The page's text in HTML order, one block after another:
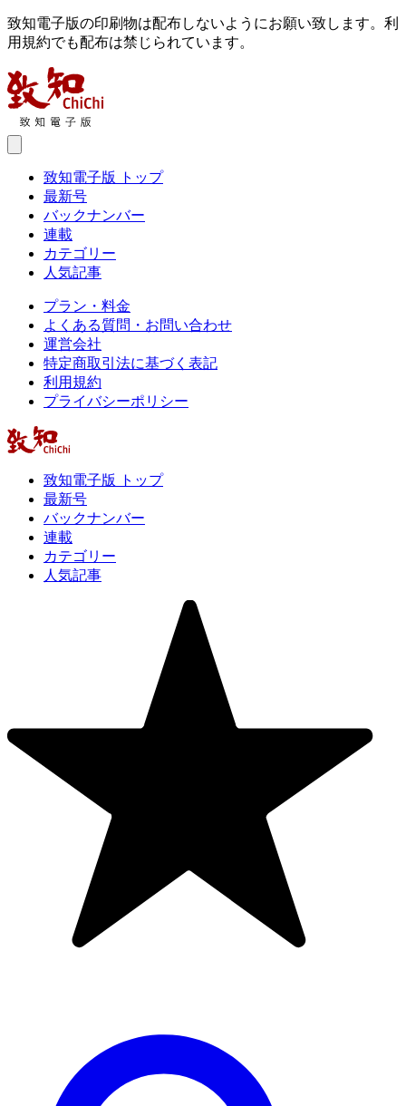
致知電子版の印刷物は配布しないようにお願い致します。利
用規約でも配布は禁じられています。
致知電子版 トップ
最新号
バックナンバー
連載
カテゴリー
人気記事
プラン・料金
よくある質問・お問い合わせ
運営会社
特定商取引法に基づく表記
利用規約
プライバシーポリシー
致知電子版 トップ
最新号
バックナンバー
連載
カテゴリー
人気記事